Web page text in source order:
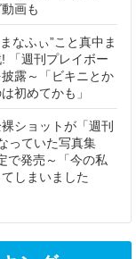
画も
なふぃ”こと真中ま
「週刊プレイボー
露～「ビキニとか
初めてかも」
ショットが「週刊
っていた写真集
で発売～「今の私
しまいました